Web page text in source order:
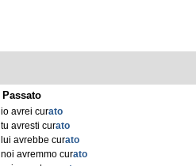
Passato
io avrei curato
tu avresti curato
lui avrebbe curato
noi avremmo curato